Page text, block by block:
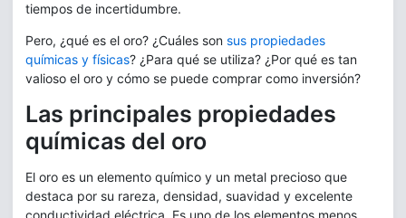
tiempos de incertidumbre.
Pero, ¿qué es el oro? ¿Cuáles son sus propiedades
químicas y físicas? ¿Para qué se utiliza? ¿Por qué es tan
valioso el oro y cómo se puede comprar como inversión?
Las principales propiedades
químicas del oro
El oro es un elemento químico y un metal precioso que
destaca por su rareza, densidad, suavidad y excelente
conductividad eléctrica. Es uno de los elementos menos